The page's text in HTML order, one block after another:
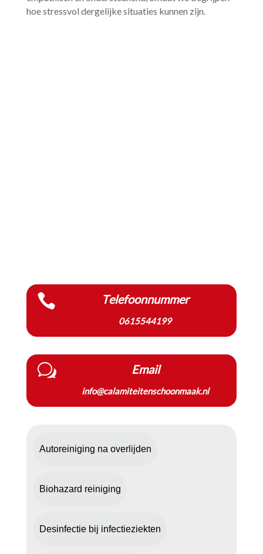
hoe stressvol dergelijke situaties kunnen zijn.​
 Telefoonnummer
0615544199
w Email
info@calamiteitenschoonmaak.nl
Autoreiniging na overlijden
Biohazard reiniging
Desinfectie bij infectieziekten